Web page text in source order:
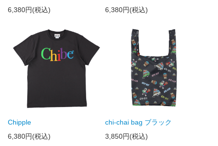
6,380円(税込)
6,380円(税込)
Chipple
6,380円(税込)
chi-chai bag ブラック
3,850円(税込)